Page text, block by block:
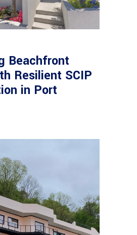
Beachfront
Resilient SCIP
in Port